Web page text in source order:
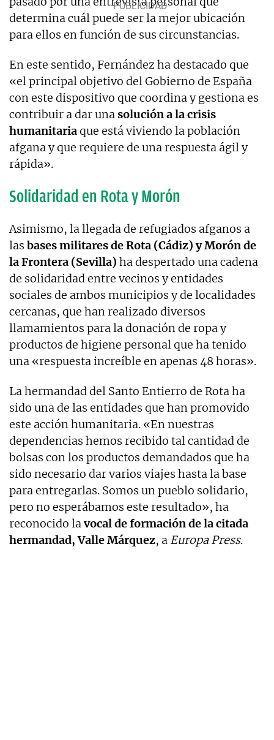
determina cuál puede ser la mejor ubicación
para ellos en función de sus circunstancias.
En este sentido, Fernández ha destacado que
«el principal objetivo del Gobierno de España
con este dispositivo que coordina y gestiona es
contribuir a dar unasolución a la crisis
humanitariaque está viviendo la población
afgana y que requiere de una respuesta ágil y
rápida».
Solidaridad en Rota y Morón
Asimismo, la llegada de refugiados afganos a
las bases militares de Rota (Cádiz) y Morón de
la Frontera (Sevilla) ha despertado una cadena
de solidaridad entre vecinos y entidades
sociales de ambos municipios y de localidades
cercanas, que han realizado diversos
llamamientos para la donación de ropa y
productos de higiene personal que ha tenido
una «respuesta increíble en apenas 48 horas».
La hermandad del Santo Entierro de Rota ha
sido una de las entidades que han promovido
este acción humanitaria. «En nuestras
dependencias hemos recibido tal cantidad de
bolsas con los productos demandados que ha
sido necesario dar varios viajes hasta la base
para entregarlas. Somos un pueblo solidario,
pero no esperábamos este resultado», ha
reconocido lavocal de formación de la citada
hermandad, Valle Márquez, a Europa Press.